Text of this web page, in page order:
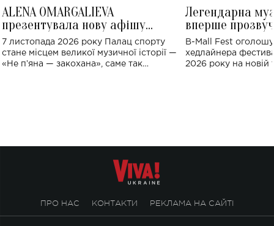
ALENA OMARGALIEVA
презентувала нову афішу
великого концерту в Палаці
спорту
7 листопада 2026 року Палац спорту
стане місцем великої музичної історії —
«Не пʼяна — закохана», саме так
Легендарна
вперше
Україні: де
B-Mall Fest
хедлайнера
2026 року на новій
ПРО НАС КОНТАКТИ РЕКЛАМА НА САЙТІ